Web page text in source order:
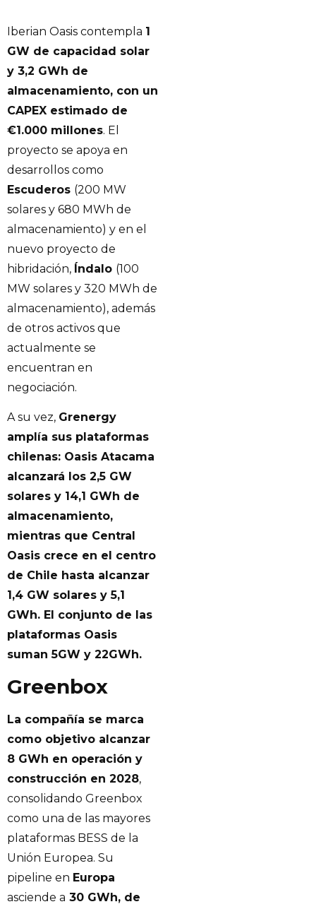
Iberian Oasis contempla 1
GW de capacidad solar
y 3,2 GWh de
almacenamiento, con un
CAPEX estimado de
€1.000 millones. El
proyecto se apoya en
desarrollos como
Escuderos (200 MW
solares y 680 MWh de
almacenamiento) y en el
nuevo proyecto de
hibridación, Índalo (100
MW solares y 320 MWh de
almacenamiento), además
de otros activos que
actualmente se
encuentran en
negociación.
A su vez, Grenergy
amplía sus plataformas
chilenas: Oasis Atacama
alcanzará los 2,5 GW
solares y 14,1 GWh de
almacenamiento,
mientras que Central
Oasis crece en el centro
de Chile hasta alcanzar
1,4 GW solares y 5,1
GWh. El conjunto de las
plataformas Oasis
suman 5GW y 22GWh.
Greenbox
La compañía se marca
como objetivo alcanzar
8 GWh en operación y
construcción en 2028,
consolidando Greenbox
como una de las mayores
plataformas BESS de la
Unión Europea. Su
pipeline en Europa
asciende a 30 GWh, de